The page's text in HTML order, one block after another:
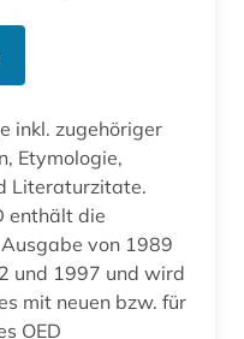
inkl. zugehöriger
Etymologie,
Literaturzitate.
enthält die
von 1989
und 1997 und wird
mit neuen bzw. für
OED